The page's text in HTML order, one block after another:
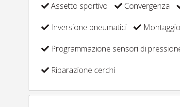
Assetto sportivo Convergenza
Inversione pneumatici
Programmazione sensori di
Riparazione cerchi